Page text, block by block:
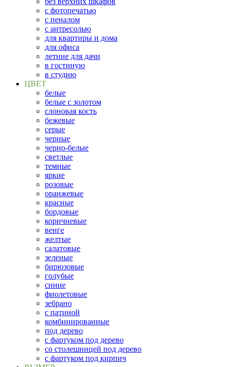
с фотопечатью
с пеналом
с антресолью
для квартиры и дома
для офиса
летние для дачи
в гостиную
в студию
ЦВЕТ
белые
белые с золотом
слоновая кость
бежевые
серые
черные
черно-белые
светлые
темные
яркие
розовые
оранжевые
красные
бордовые
коричневые
венге
желтые
салатовые
зеленые
бирюзовые
голубые
синие
фиолетовые
зебрано
с патиной
комбинированные
под дерево
с фартуком под дерево
со столешницей под дерево
с фартуком под кирпич